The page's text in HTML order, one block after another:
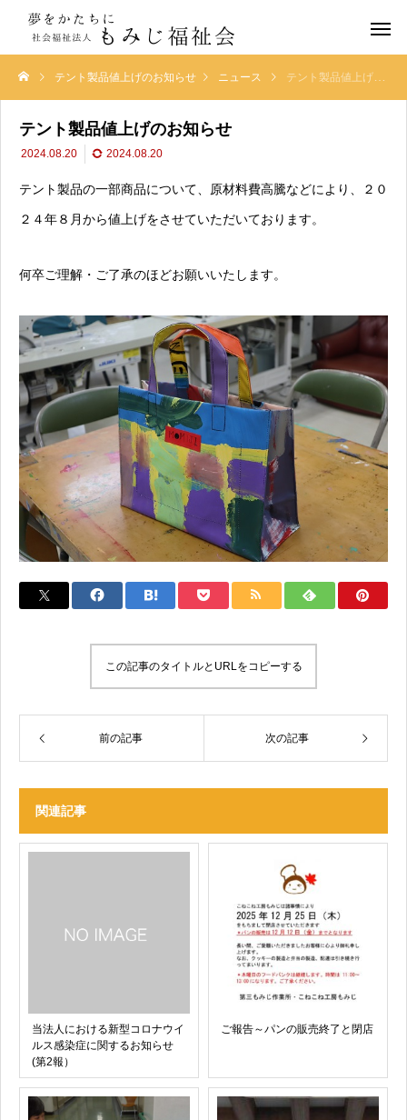
テント製品値上げのお知らせ ニュース テント製品値上げのお知らせ
テント製品値上げのお知らせ
2024.08.20 2024.08.20
テント製品の一部商品について、原材料費高騰などにより、２０
２４年８月から値上げをさせていただいております。
何卒ご理解・ご了承のほどお願いいたします。
この記事のタイトルとURLをコピーする
前の記事 次の記事
関連記事
当法人における新型コロナウイ
ルス感染症に関するお知らせ
(第2報）
ご報告～パンの販売終了と閉店